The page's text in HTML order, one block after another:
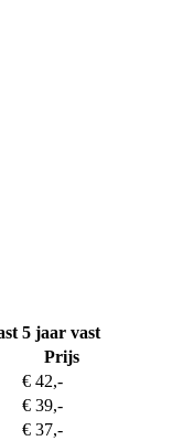
5 jaar vast
Prijs
€ 42,-
€ 39,-
€ 37,-